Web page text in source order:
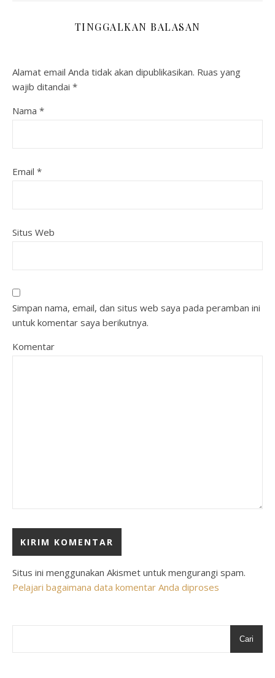
TINGGALKAN BALASAN
Alamat email Anda tidak akan dipublikasikan. Ruas yang
wajib ditandai *
Nama *
Email *
Situs Web
Simpan nama, email, dan situs web saya pada peramban ini
untuk komentar saya berikutnya.
Komentar
Situs ini menggunakan Akismet untuk mengurangi spam.
Pelajari bagaimana data komentar Anda diproses
Cari